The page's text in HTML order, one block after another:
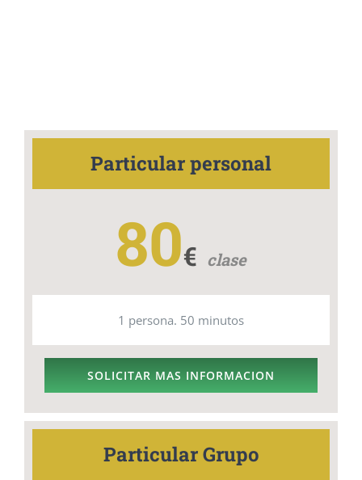
Particular personal
80€ clase
1 persona. 50 minutos
SOLICITAR MAS INFORMACION
Particular Grupo